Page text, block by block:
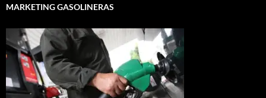
MARKETING GASOLINERAS